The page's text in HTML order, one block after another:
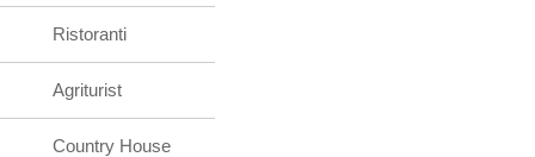
Ristoranti
Agriturist
Country House